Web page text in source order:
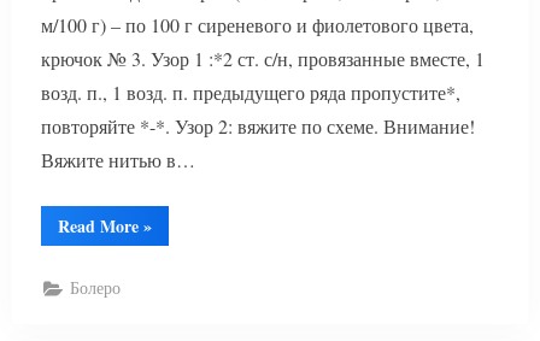
м/100 г) – по 100 г сиреневого и фиолетового цвета,
крючок № 3. Узор 1 :*2 ст. с/н, провязанные вместе, 1
возд. п., 1 возд. п. предыдущего ряда пропустите*,
повторяйте *-*. Узор 2: вяжите по схеме. Внимание!
Вяжите нитью в…
Read More“Вязаное
болеро
»
Болеро